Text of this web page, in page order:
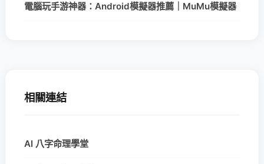
電腦玩手游神器：Android模擬器推薦｜MuMu模擬器
相關連結
AI 八字命理學堂